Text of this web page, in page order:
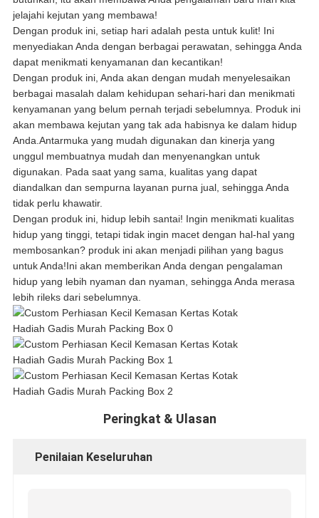
KEBIJAKAN
PRIVASI
jelajahi kejutan yang membawa!
Dengan produk ini, setiap hari adalah pesta untuk kulit! Ini
menyediakan Anda dengan berbagai perawatan, sehingga Anda
dapat menikmati kenyamanan dan kecantikan!
Dengan produk ini, Anda akan dengan mudah menyelesaikan
berbagai masalah dalam kehidupan sehari-hari dan menikmati
kenyamanan yang belum pernah terjadi sebelumnya. Produk ini
akan membawa kejutan yang tak ada habisnya ke dalam hidup
Anda.Antarmuka yang mudah digunakan dan kinerja yang
unggul membuatnya mudah dan menyenangkan untuk
digunakan. Pada saat yang sama, kualitas yang dapat
diandalkan dan sempurna layanan purna jual, sehingga Anda
tidak perlu khawatir.
Dengan produk ini, hidup lebih santai! Ingin menikmati kualitas
hidup yang tinggi, tetapi tidak ingin macet dengan hal-hal yang
membosankan? produk ini akan menjadi pilihan yang bagus
untuk Anda!Ini akan memberikan Anda dengan pengalaman
hidup yang lebih nyaman dan nyaman, sehingga Anda merasa
lebih rileks dari sebelumnya.
Peringkat & Ulasan
Penilaian Keseluruhan